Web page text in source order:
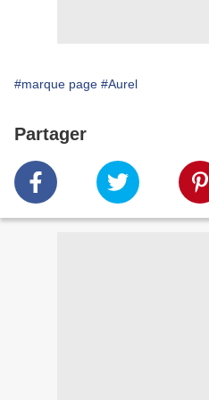
#marque page #Aurel
Partager